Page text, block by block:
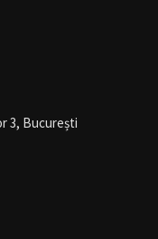
3, București